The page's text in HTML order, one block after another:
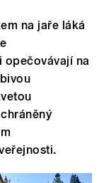
na jaře láká
opečovávají na